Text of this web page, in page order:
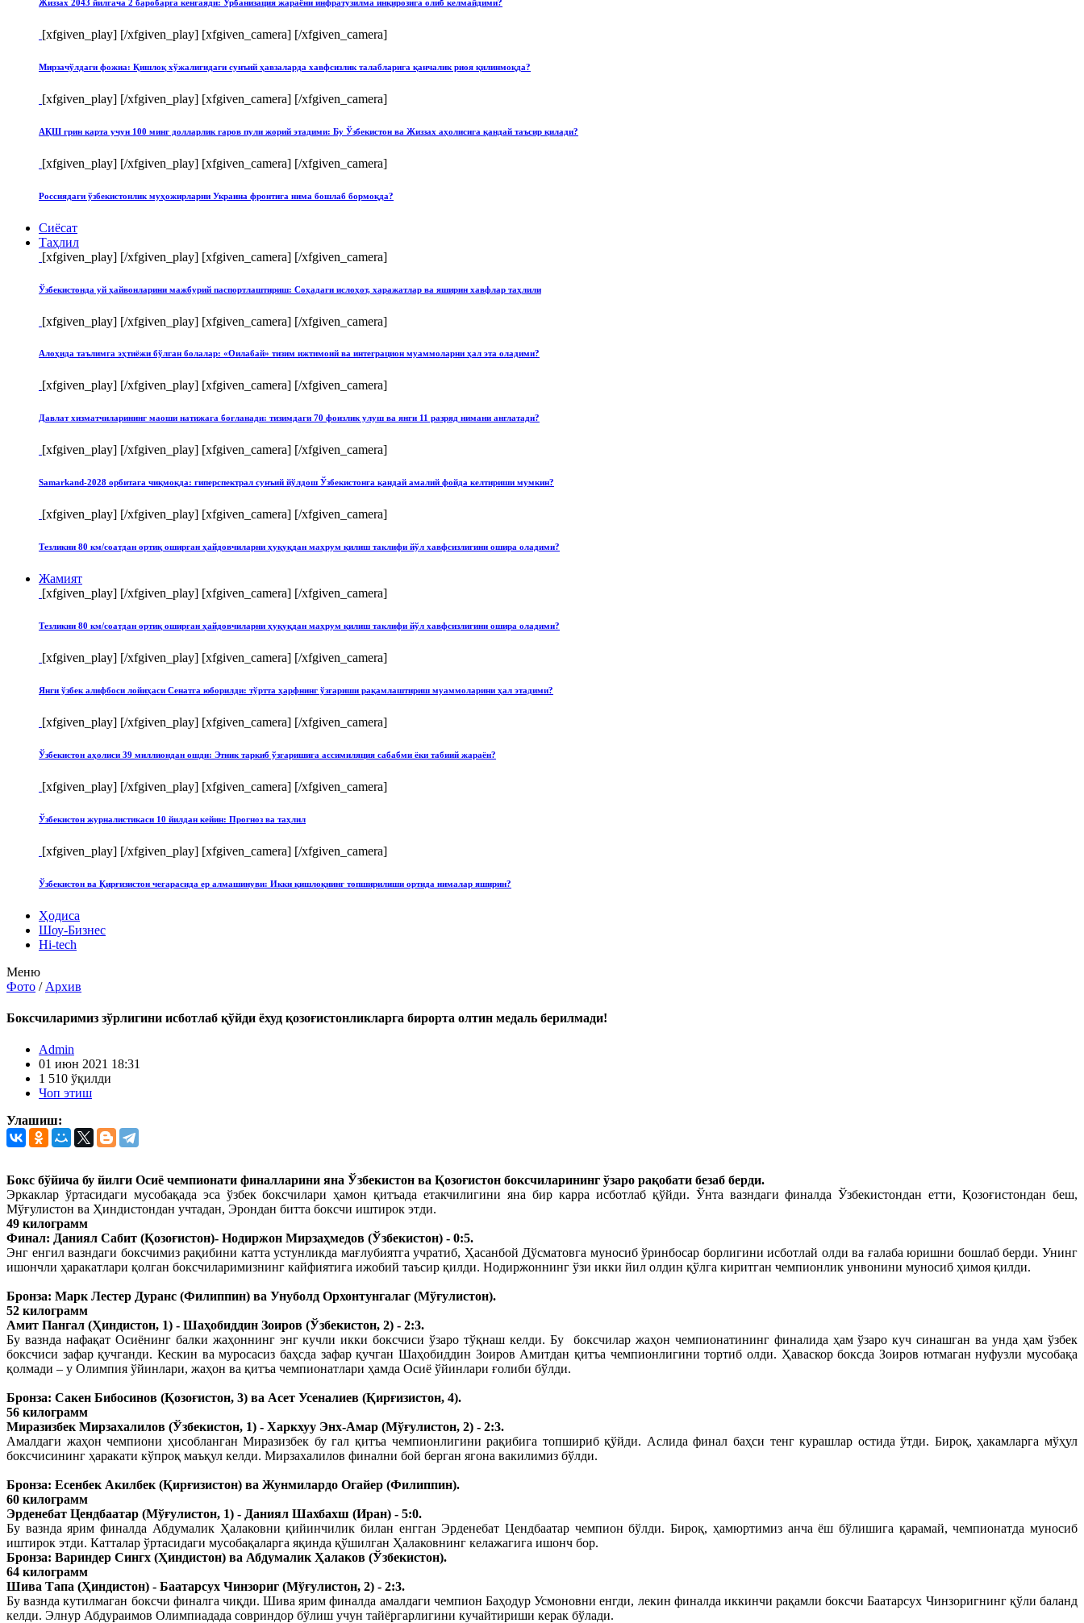
Жиззах 2043 йилгача 2 баробарга кенгаяди: Урбанизация жараёни инфратузилма инқирозига олиб келмайдими?
[xfgiven_play] [/xfgiven_play] [xfgiven_camera] [/xfgiven_camera]
Мирзачўлдаги фожиа: Қишлоқ хўжалигидаги сунъий ҳавзаларда хавфсизлик талабларига қанчалик риоя қилинмоқда?
[xfgiven_play] [/xfgiven_play] [xfgiven_camera] [/xfgiven_camera]
АҚШ грин карта учун 100 минг долларлик гаров пули жорий этадими: Бу Ўзбекистон ва Жиззах аҳолисига қандай таъсир қилади?
[xfgiven_play] [/xfgiven_play] [xfgiven_camera] [/xfgiven_camera]
Россиядаги ўзбекистонлик муҳожирларни Украина фронтига нима бошлаб бормоқда?
Сиёсат
Таҳлил
[xfgiven_play] [/xfgiven_play] [xfgiven_camera] [/xfgiven_camera]
Ўзбекистонда уй ҳайвонларини мажбурий паспортлаштириш: Соҳадаги ислоҳот, харажатлар ва яширин хавфлар таҳлили
[xfgiven_play] [/xfgiven_play] [xfgiven_camera] [/xfgiven_camera]
Алоҳида таълимга эҳтиёжи бўлган болалар: «Оилабай» тизим ижтимоий ва интеграцион муаммоларни ҳал эта оладими?
[xfgiven_play] [/xfgiven_play] [xfgiven_camera] [/xfgiven_camera]
Давлат хизматчиларининг маоши натижага боғланади: тизимдаги 70 фоизлик улуш ва янги 11 разряд нимани англатади?
[xfgiven_play] [/xfgiven_play] [xfgiven_camera] [/xfgiven_camera]
Samarkand-2028 орбитага чиқмоқда: гиперспектрал сунъий йўлдош Ўзбекистонга қандай амалий фойда келтириши мумкин?
[xfgiven_play] [/xfgiven_play] [xfgiven_camera] [/xfgiven_camera]
Тезликни 80 км/соатдан ортиқ оширган ҳайдовчиларни ҳуқуқдан маҳрум қилиш таклифи йўл хавфсизлигини ошира оладими?
Жамият
[xfgiven_play] [/xfgiven_play] [xfgiven_camera] [/xfgiven_camera]
Тезликни 80 км/соатдан ортиқ оширган ҳайдовчиларни ҳуқуқдан маҳрум қилиш таклифи йўл хавфсизлигини ошира оладими?
[xfgiven_play] [/xfgiven_play] [xfgiven_camera] [/xfgiven_camera]
Янги ўзбек алифбоси лойиҳаси Сенатга юборилди: тўртта ҳарфнинг ўзгариши рақамлаштириш муаммоларини ҳал этадими?
[xfgiven_play] [/xfgiven_play] [xfgiven_camera] [/xfgiven_camera]
Ўзбекистон аҳолиси 39 миллиондан ошди: Этник таркиб ўзгаришига ассимиляция сабабми ёки табиий жараён?
[xfgiven_play] [/xfgiven_play] [xfgiven_camera] [/xfgiven_camera]
Ўзбекистон журналистикаси 10 йилдан кейин: Прогноз ва таҳлил
[xfgiven_play] [/xfgiven_play] [xfgiven_camera] [/xfgiven_camera]
Ўзбекистон ва Қирғизистон чегарасида ер алмашинуви: Икки қишлоқнинг топширилиши ортида нималар яширин?
Ҳодиса
Шоу-Бизнес
Hi-tech
Меню
Фото / Архив
Боксчиларимиз зўрлигини исботлаб қўйди ёхуд қозоғистонликларга бирорта олтин медаль берилмади!
Admin
01 июн 2021 18:31
1 510 ўқилди
Чоп этиш
Улашиш:
Бокс бўйича бу йилги Осиё чемпионати финалларини яна Ўзбекистон ва Қозоғистон боксчиларининг ўзаро рақобати безаб берди.
Эркаклар ўртасидаги мусобақада эса ўзбек боксчилари ҳамон қитъада етакчилигини яна бир карра исботлаб қўйди. Ўнта вазндаги финалда Ўзбекистондан етти, Қозоғистондан беш,
Мўғулистон ва Ҳиндистондан учтадан, Эрондан битта боксчи иштирок этди.
49 килограмм
Финал: Даниял Сабит (Қозоғистон)- Нодиржон Мирзаҳмедов (Ўзбекистон) - 0:5.
Энг енгил вазндаги боксчимиз рақибини катта устунликда мағлубиятга учратиб, Ҳасанбой Дўсматовга муносиб ўринбосар борлигини исботлай олди ва ғалаба юришни бошлаб берди. Унинг
ишончли ҳаракатлари қолган боксчиларимизнинг кайфиятига ижобий таъсир қилди. Нодиржоннинг ўзи икки йил олдин қўлга киритган чемпионлик унвонини муносиб ҳимоя қилди.
Бронза: Марк Лестер Дуранс (Филиппин) ва Унуболд Орхонтунгалаг (Мўғулистон).
52 килограмм
Амит Пангал (Ҳиндистон, 1) - Шаҳобиддин Зоиров (Ўзбекистон, 2) - 2:3.
Бу вазнда нафақат Осиёнинг балки жаҳоннинг энг кучли икки боксчиси ўзаро тўқнаш келди. Бу боксчилар жаҳон чемпионатининг финалида ҳам ўзаро куч синашган ва унда ҳам ўзбек
боксчиси зафар қучганди. Кескин ва муросасиз баҳсда зафар қучган Шаҳобиддин Зоиров Амитдан қитъа чемпионлигини тортиб олди. Ҳаваскор боксда Зоиров ютмаган нуфузли мусобақа
қолмади – у Олимпия ўйинлари, жаҳон ва қитъа чемпионатлари ҳамда Осиё ўйинлари ғолиби бўлди.
Бронза: Сакен Бибосинов (Қозоғистон, 3) ва Асет Усеналиев (Қирғизистон, 4).
56 килограмм
Миразизбек Мирзахалилов (Ўзбекистон, 1) - Харкхуу Энх-Амар (Мўғулистон, 2) - 2:3.
Амалдаги жаҳон чемпиони ҳисобланган Миразизбек бу гал қитъа чемпионлигини рақибига топшириб қўйди. Аслида финал баҳси тенг курашлар остида ўтди. Бироқ, ҳакамларга мўҳул
боксчисининг ҳаракати кўпроқ маъқул келди. Мирзахалилов финални бой берган ягона вакилимиз бўлди.
Бронза: Есенбек Акилбек (Қирғизистон) ва Жунмилардо Огайер (Филиппин).
60 килограмм
Эрденебат Цендбаатар (Мўғулистон, 1) - Даниял Шахбахш (Иран) - 5:0.
Бу вазнда ярим финалда Абдумалик Ҳалаковни қийинчилик билан енгган Эрденебат Цендбаатар чемпион бўлди. Бироқ, ҳамюртимиз анча ёш бўлишига қарамай, чемпионатда муносиб
иштирок этди. Катталар ўртасидаги мусобақаларга яқинда қўшилган Ҳалаковнинг келажагига ишонч бор.
Бронза: Вариндер Сингх (Ҳиндистон) ва Абдумалик Ҳалаков (Ўзбекистон).
64 килограмм
Шива Тапа (Ҳиндистон) - Баатарсух Чинзориг (Мўғулистон, 2) - 2:3.
Бу вазнда кутилмаган боксчи финалга чиқди. Шива ярим финалда амалдаги чемпион Баҳодур Усмоновни енгди, лекин финалда иккинчи рақамли боксчи Баатарсух Чинзоригнинг қўли баланд
келди. Элнур Абдураимов Олимпиадада совриндор бўлиш учун тайёргарлигини кучайтириши керак бўлади.